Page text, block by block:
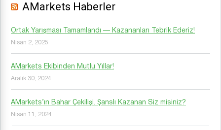
AMarkets Haberler
Ortak Yarışması Tamamlandı — Kazananları Tebrik Ederiz!
Nisan 2, 2025
AMarkets Ekibinden Mutlu Yıllar!
Aralık 30, 2024
AMarkets’ın Bahar Çekilişi. Şanslı Kazanan Siz misiniz?
Nisan 11, 2024